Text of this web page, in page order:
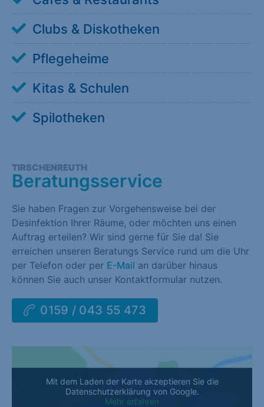
Clubs & Diskotheken
Pflegeheime
Kitas & Schulen
Spilotheken
TIRSCHENREUTH
Beratungsservice
Sie haben Fragen zur Vorgehensweise bei der
Desinfektion Ihrer Räume, oder möchten uns einen
Auftrag erteilen? Wir sind gerne für Sie da! Sie
erreichen unseren Beratungs Service rund um die Uhr
per Telefon oder per E-Mail an darüber hinaus
können Sie auch unser Kontaktformular nutzen.
0159 / 043 55 473
Mit dem Laden der Karte akzeptieren Sie die
Datenschutzerklärung von Google.
Mehr erfahren